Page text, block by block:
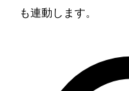
も連動します。